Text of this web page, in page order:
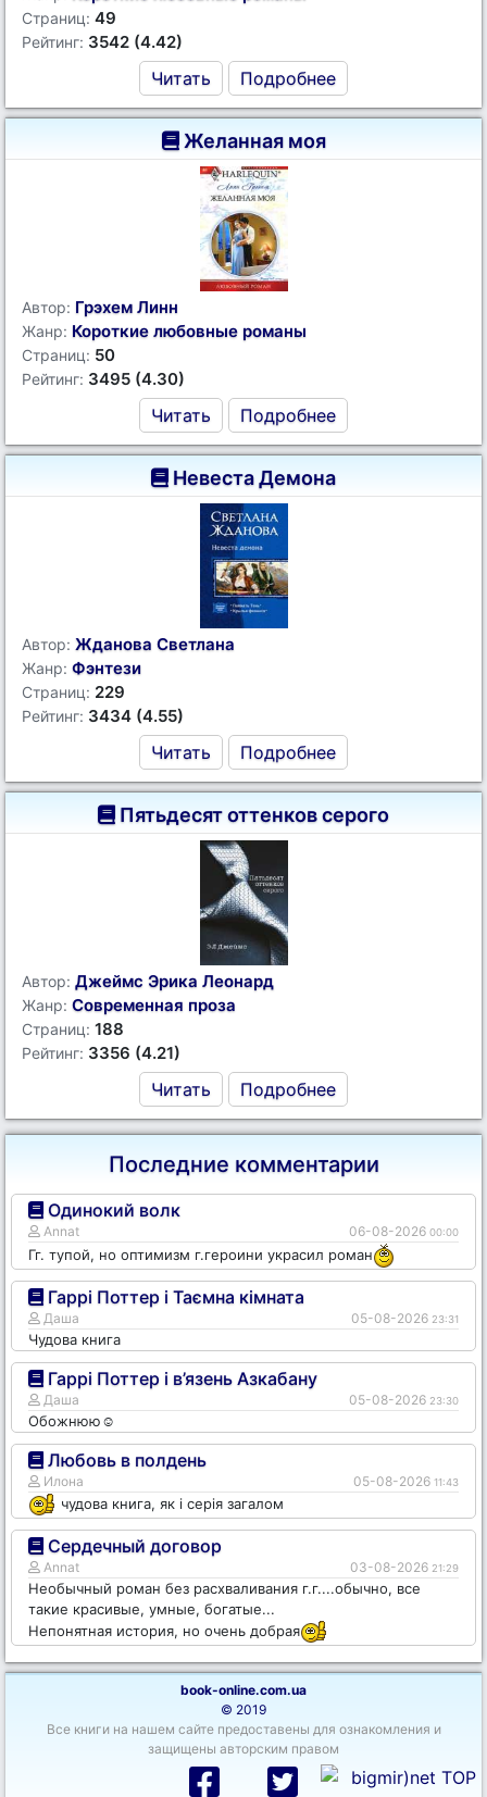
Страниц: 49
Рейтинг: 3542 (4.42)
Читать Подробнее
Желанная моя
Автор: Грэхем Линн
Жанр: Короткие любовные романы
Страниц: 50
Рейтинг: 3495 (4.30)
Читать Подробнее
Невеста Демона
Автор: Жданова Светлана
Жанр: Фэнтези
Страниц: 229
Рейтинг: 3434 (4.55)
Читать Подробнее
Пятьдесят оттенков серого
Автор: Джеймс Эрика Леонард
Жанр: Современная проза
Страниц: 188
Рейтинг: 3356 (4.21)
Читать Подробнее
Последние комментарии
Одинокий волк
Annat 06-08-2026 00:00
Гг. тупой, но оптимизм г.героини украсил роман
Гаррі Поттер і Таємна кімната
Даша 05-08-2026 23:31
Чудова книга
Гаррі Поттер і в’язень Азкабану
Даша 05-08-2026 23:30
Обожнюю☺️
Любовь в полдень
Илона 05-08-2026 11:43
чудова книга, як і серія загалом
Сердечный договор
Annat 03-08-2026 21:29
Необычный роман без расхваливания г.г....обычно, все
такие красивые, умные, богатые...
Непонятная история, но очень добрая
book-online.com.ua
© 2019
Все книги на нашем сайте предоставены для ознакомления и
защищены авторским правом